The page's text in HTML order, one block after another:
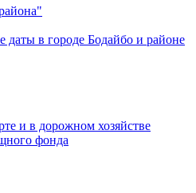
даты в городе Бодайбо и районе
и в дорожном хозяйстве
фонда